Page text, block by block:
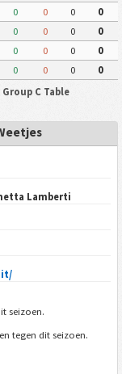
0 0 0
0
0 0 0
0
0 0 0
0
0 0 0
0
C Table
Lamberti
seizoen.
tegen dit seizoen.